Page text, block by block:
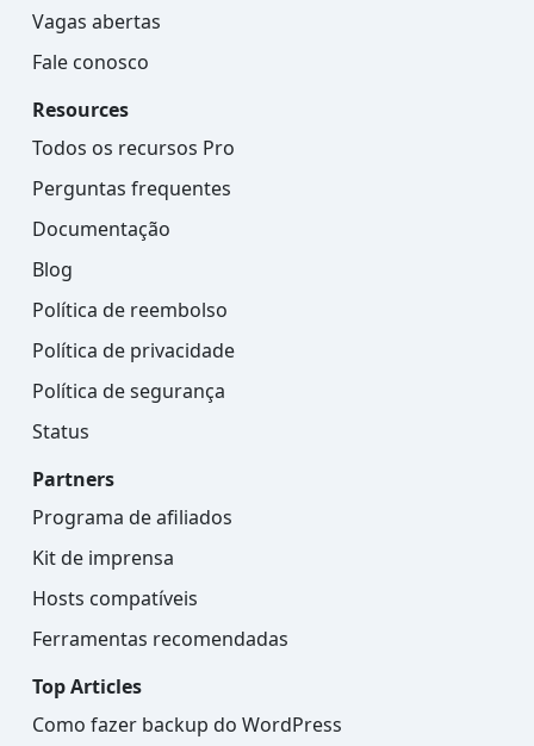
Vagas abertas
Fale conosco
Resources
Todos os recursos Pro
Perguntas frequentes
Documentação
Blog
Política de reembolso
Política de privacidade
Política de segurança
Status
Partners
Programa de afiliados
Kit de imprensa
Hosts compatíveis
Ferramentas recomendadas
Top Articles
Como fazer backup do WordPress